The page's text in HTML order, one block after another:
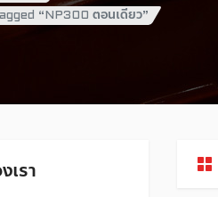
“NP300 ตอนเดียว”
เรา